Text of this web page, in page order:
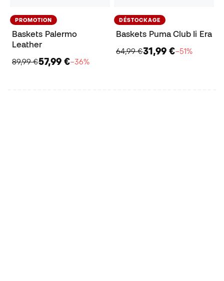
PROMOTION
Baskets Palermo
Leather
89,99 €57,99 €−36%
DÉSTOCKAGE
Baskets Puma Club Ii Era
64,99 €31,99 €−51%